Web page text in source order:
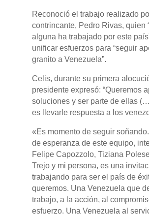
Reconoció el trabajo realizado
contrincante, Pedro Rivas, quien
alguna ha trabajado por este
unificar esfuerzos para “seguir
granito a Venezuela”.
Celis, durante su primera
presidente expresó: “Queremos
soluciones y ser parte de ellas
es llevarle respuesta a los
«Es momento de seguir
de esperanza de este equipo,
Felipe Capozzolo, Tiziana
Trejo y mi persona, es una
trabajando para ser el país de
queremos. Una Venezuela que
trabajo, a la acción, al
esfuerzo. Una Venezuela al